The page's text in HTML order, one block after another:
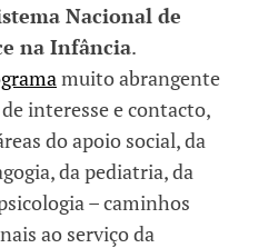
Nacional de
na Infância.
muito abrangente
interesse e contacto,
do apoio social, da
da pediatria, da
– caminhos
ao serviço da